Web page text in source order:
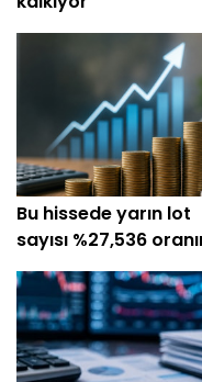
Bu hissede yarın lot
sayısı %27,536
artacak!